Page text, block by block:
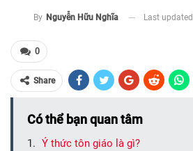
By Nguyễn Hữu Nghĩa Last updated
0
Share
Có thể bạn quan tâm
Ý thức tôn giáo là gì?